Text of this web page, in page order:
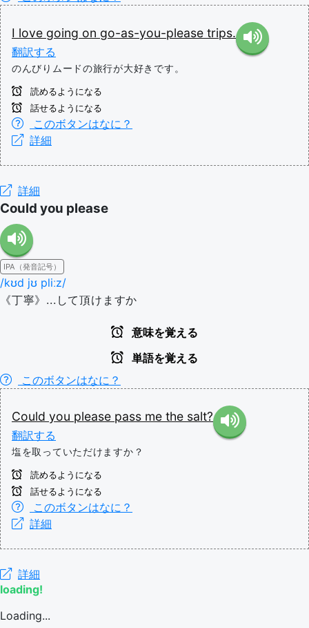
I love going on go-as-you-please trips.
翻訳する
のんびりムードの旅行が大好きです。
読めるようになる
話せるようになる
このボタンはなに？
詳細
詳細
Could you please
IPA（発音記号）
/kʊd jʊ pliːz/
《丁寧》...して頂けますか
意味を覚える
単語を覚える
このボタンはなに？
Could you please pass me the salt?
翻訳する
塩を取っていただけますか？
読めるようになる
話せるようになる
このボタンはなに？
詳細
詳細
loading!
Loading...